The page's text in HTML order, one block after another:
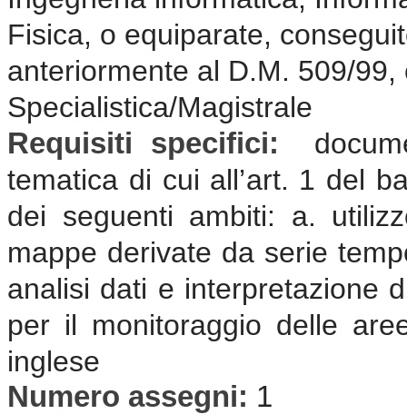
Fisica, o equiparate,
anteriormente al D.M. 509/
Specialistica/Magistrale
Requisiti specifici:
tematica di cui all’art. 1 del
dei seguenti ambiti: a.
mappe derivate da serie
analisi dati e interpretazione
per il monitoraggio delle
inglese
Numero assegni: 1